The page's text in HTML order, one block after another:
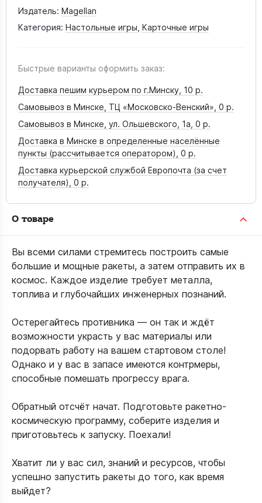
Издатель: Magellan
Категория: Настольные игры Карточные игры
Быстрые варианты оформить заказ:
Доставка пешим курьером по г.Минску, 10 р.
Самовывоз в Минске, ТЦ «Московско-Венский», 0 р.
Самовывоз в Минске, ул. Ольшевского, 1а, 0 р.
Доставка в Минске в определенные населённые
пункты (рассчитывается оператором), 0 р.
Доставка курьерской службой Европочта (за счет
получателя), 0 р.
О товаре
Вы всеми силами стремитесь построить самые
большие и мощные ракеты, а затем отправить их в
космос. Каждое изделие требует металла,
топлива и глубочайших инженерных познаний.
Остерегайтесь противника — он так и ждёт
возможности украсть у вас материалы или
подорвать работу на вашем стартовом столе!
Однако и у вас в запасе имеются контрмеры,
способные помешать прогрессу врага.
Обратный отсчёт начат. Подготовьте ракетно-
космическую программу, соберите изделия и
приготовьтесь к запуску. Поехали!
Хватит ли у вас сил, знаний и ресурсов, чтобы
успешно запустить ракеты до того, как время
выйдет?